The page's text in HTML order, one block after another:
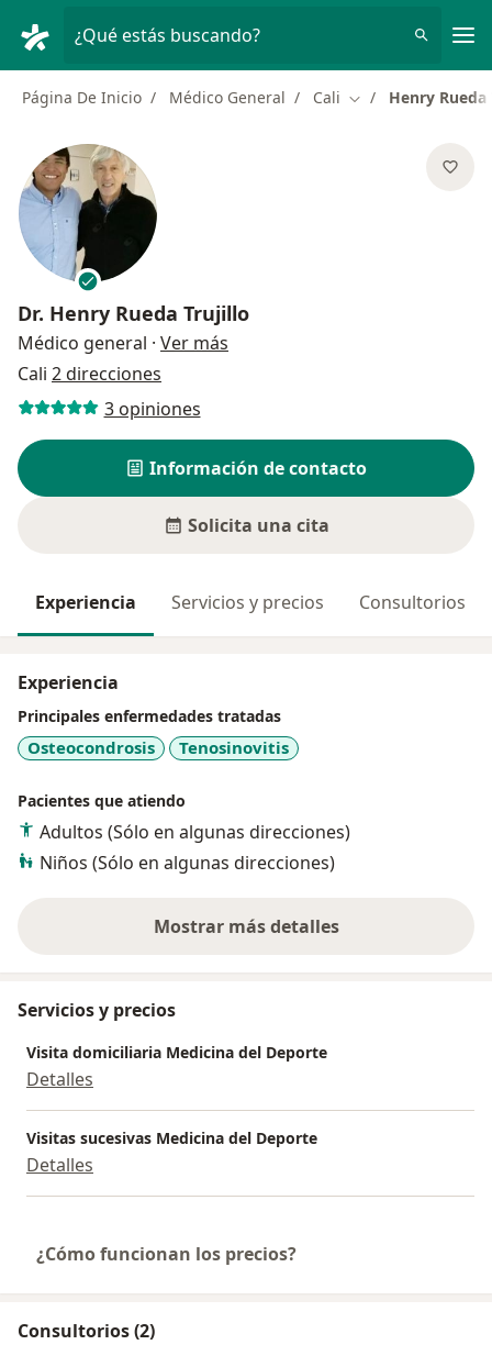
¿Qué estás buscando?
Página De Inicio Médico General Cali Cambiar de ciudad
Henry
Dr. Henry Rueda Trujillo
Médico general · Ver más
Cali 2 direcciones
3 opiniones
Información de contacto
Solicita una cita
Experiencia Servicios y precios Consultorios
Experiencia
Principales enfermedades tratadas
Osteocondrosis Tenosinovitis
Pacientes que atiendo
Adultos (Sólo en algunas direcciones)
Niños (Sólo en algunas direcciones)
Mostrar más detalles
sobre la experiencia
Servicios y precios
Visita domiciliaria Medicina del Deporte
Detalles
Visitas sucesivas Medicina del Deporte
Detalles
¿Cómo funcionan los precios?
Consultorios (2)